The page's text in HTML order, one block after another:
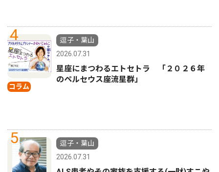
4
コラム
逗子・葉山
2026.07.31
星座にまつわるエトセトラ 「２０２６年
のペルセウス座流星群」
5
逗子・葉山
2026.07.31